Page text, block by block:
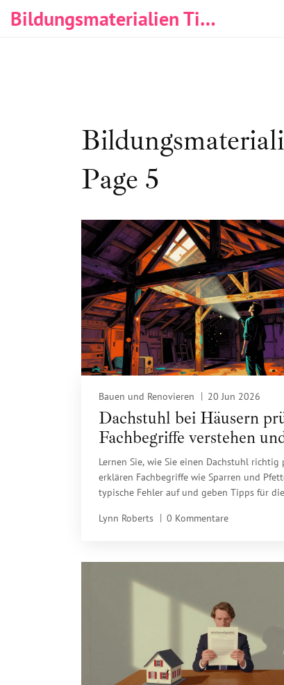
Bildungsmaterialien Tischlerei & Immobilien
Page 5
Bauen und Renovieren 20 Jun 2026
Dachstuhl bei Häusern
Fachbegriffe verstehen
vermeiden
Lernen Sie, wie Sie einen Dachstuhl richtig
erklären Fachbegriffe wie Sparren und
typische Fehler auf und geben Tipps für die
Lynn Roberts
0 Kommentare